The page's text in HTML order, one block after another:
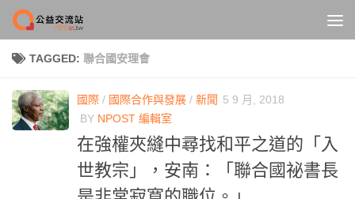
Skip to content
TAGGED: 聯合國安理會
國際 / 國際合作與發展 / 新聞 5 9 月, 2018
BY NPOST 編輯室
在強權夾縫中尋找和平之道的「入
世教宗」，安南：「聯合國祕書長